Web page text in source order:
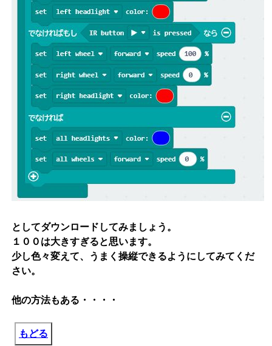
としてダウンロードしてみましょう。
１００は大きすぎると思います。
少し色々変えて、うまく操縦できるようにしてみてくだ
さい。
他の方法もある・・・・
もどる